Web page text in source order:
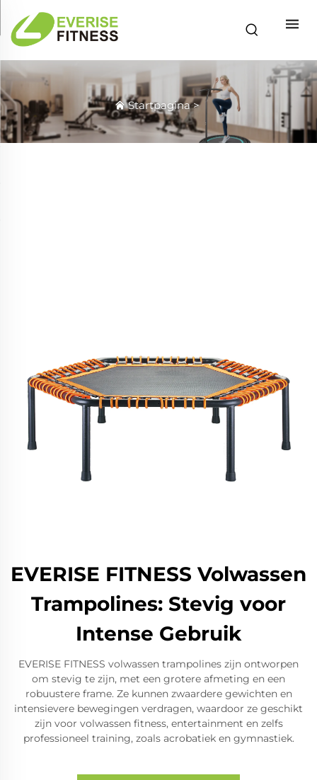
Startpagina>
EVERISE FITNESS Volwassen
Trampolines: Stevig voor
Intense Gebruik
EVERISE FITNESS volwassen trampolines zijn ontworpen
om stevig te zijn, met een grotere afmeting en een
robuustere frame. Ze kunnen zwaardere gewichten en
intensievere bewegingen verdragen, waardoor ze geschikt
zijn voor volwassen fitness, entertainment en zelfs
professioneel training, zoals acrobatiek en gymnastiek.